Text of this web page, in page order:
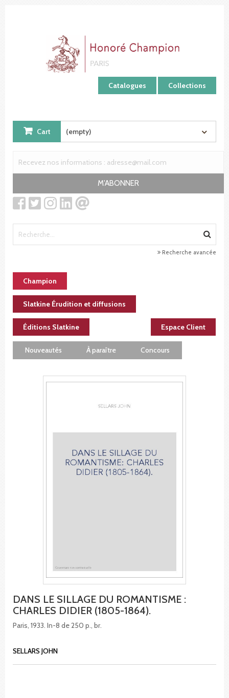
Catalogues Collections
Cart (empty)
M'ABONNER
Recherche avancée
Champion
Slatkine Érudition et diffusions
Éditions Slatkine Espace Client
Nouveautés À paraître Concours
DANS LE SILLAGE DU ROMANTISME :
CHARLES DIDIER (1805-1864).
Paris, 1933. In-8 de 250 p., br.
SELLARS JOHN